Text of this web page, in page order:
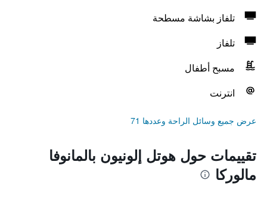
تلفاز بشاشة مسطحة
تلفاز
مسبح أطفال
انترنت
عرض جميع وسائل الراحة وعددها 71
تقييمات حول هوتل إلونيون بالمانوفا
مالوركا